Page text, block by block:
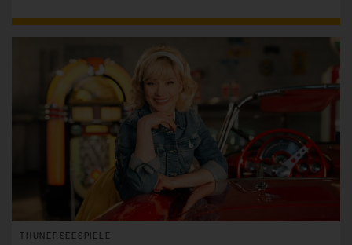
THUNERSEESPIELE